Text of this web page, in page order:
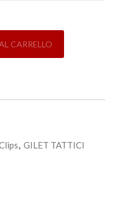
PER PISTOLA
CARRELLO
, GILET TATTICI